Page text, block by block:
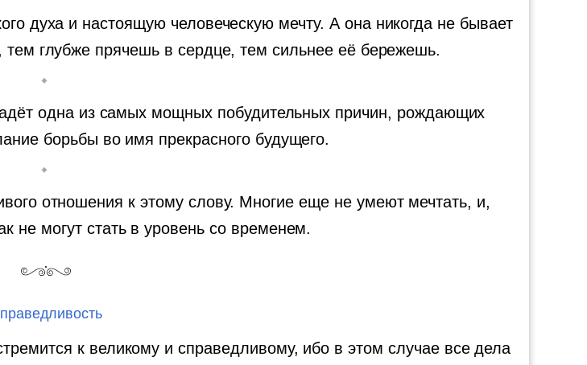
духа и настоящую человеческую мечту. А она никогда не бывает
глубже прячешь в сердце, тем сильнее её бережешь.
одна из самых мощных побудительных причин, рождающих
борьбы во имя прекрасного будущего.
отношения к этому слову. Многие еще не умеют мечтать, и,
не могут стать в уровень со временем.
к великому и справедливому, ибо в этом случае все дела